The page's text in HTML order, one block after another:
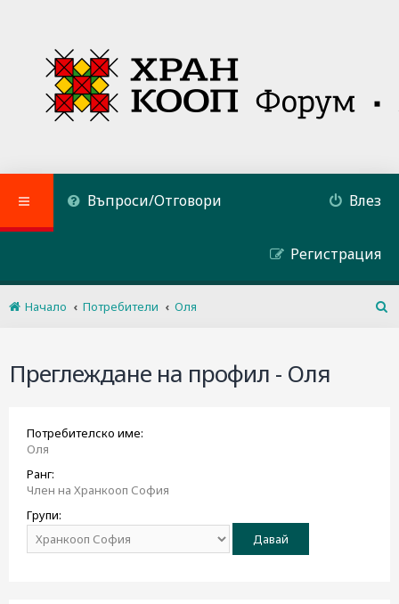
Въпроси/Отговори Влез
Регистрация
Начало Потребители
Оля
Преглеждане на профил - Оля
Потребителско име:
Оля
Ранг:
Член на Хранкооп София
Групи: